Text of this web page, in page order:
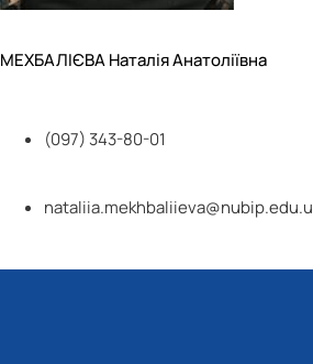
МЕХБАЛІЄВА Наталія Анатоліївна
(097) 343-80-01